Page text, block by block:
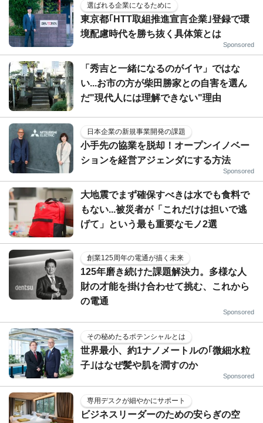
選ばれる企業になるために
東京都｢HTT取組推進宣言企業｣登録で環
境配慮時代を勝ち抜く具体策とは
Sponsored
「秀吉と一緒になるのがイヤ」ではな
い...お市の方が柴田勝家との自害を選ん
だ"現代人には理解できない"理由
日本企業の新規事業開発の課題
小手先の協業を脱却！オープンイノベー
ションを経営アジェンダにする方法
Sponsored
大地震でまず確保すべきは水でも食料で
もない...被災者が「これだけは担いで逃
げて」という最も重要なモノ2選
創業125周年の電通が描く未来
125年磨き続けた課題解決力。多様な人
財の才能を掛け合わせて挑む、これから
の電通
Sponsored
その秘めたるポテンシャルとは
世界最小、約1ナノメートルの｢微細水粒
子｣はなぜ髪や肌を潤すのか
Sponsored
専用デスクが細やかにサポート
ビジネスリーダーのための安らぎの空